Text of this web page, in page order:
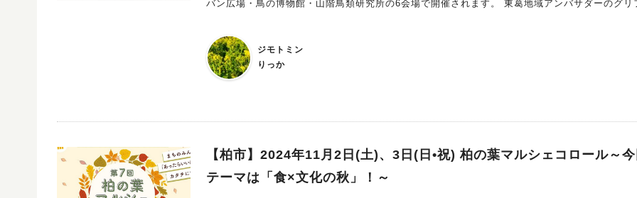
バン広場・鳥の博物館・山階鳥類研究所の6会場で開催されます。 東葛地域アンバサダーのグリフォン
んで、そういう時期なんだぁと実感いたしました。 今年の催しはグリフォンさんの記事を参考にして
くださいね。 私は、こどもと一緒にゆるっと過ごした昨年の様子をレポートします。 多様なイベント
が開催されているので、子どもがいるから無理！ではなく、子どもと一緒に楽しみましょ～♪
ジモトミン
りっか
【柏市】2024年11月2日(土)、3日(日•祝) 柏の葉マルシェコロール～
テーマは「食×文化の秋」！～